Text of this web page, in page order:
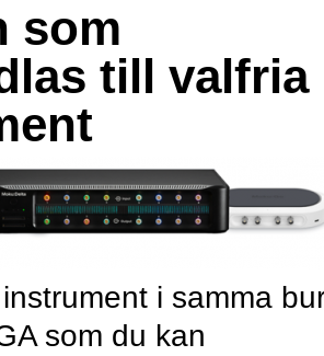
som
till valfria
i samma
som du kan